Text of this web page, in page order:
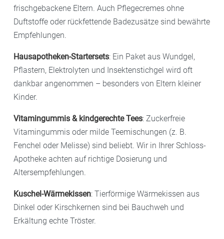
frischgebackene Eltern. Auch Pflegecremes ohne
Duftstoffe oder rückfettende Badezusätze sind bewährte
Empfehlungen.
Hausapotheken-Startersets: Ein Paket aus Wundgel,
Pflastern, Elektrolyten und Insektenstichgel wird oft
dankbar angenommen – besonders von Eltern kleiner
Kinder.
Vitamingummis & kindgerechte Tees: Zuckerfreie
Vitamingummis oder milde Teemischungen (z. B.
Fenchel oder Melisse) sind beliebt. Wir in Ihrer Schloss-
Apotheke achten auf richtige Dosierung und
Altersempfehlungen.
Kuschel-Wärmekissen: Tierförmige Wärmekissen aus
Dinkel oder Kirschkernen sind bei Bauchweh und
Erkältung echte Tröster.